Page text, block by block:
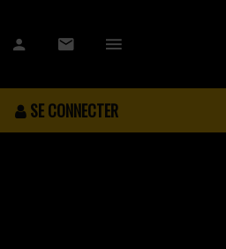
SE CONNECTER